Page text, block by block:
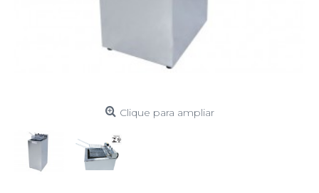
Clique para ampliar